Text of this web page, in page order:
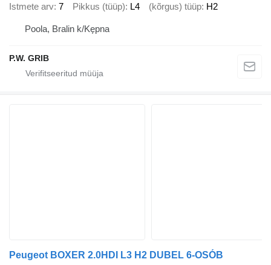
Istmete arv 7 Pikkus (tüüp) L4 (kõrgus) tüüp H2
Poola, Bralin k/Kępna
P.W. GRIB
Peugeot BOXER 2.0HDI L3 H2 DUBEL 6-OSÓB